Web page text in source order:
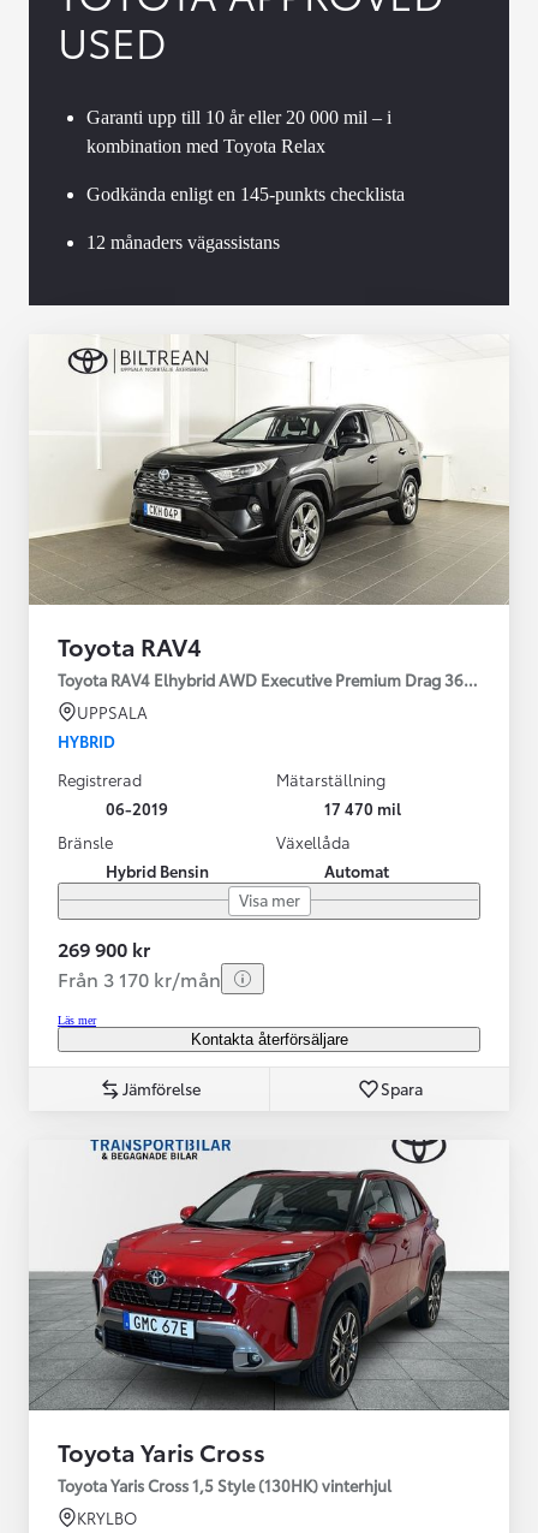
USED
Garanti upp till 10 år eller 20 000 mil – i
kombination med Toyota Relax
Godkända enligt en 145-punkts checklista
12 månaders vägassistans
Toyota RAV4
Toyota RAV4 Elhybrid AWD Executive Premium Drag 360-kamera
UPPSALA
HYBRID
Registrerad
06-2019
Mätarställning
17 470 mil
Bränsle
Hybrid Bensin
Växellåda
Automat
Visa mer
269 900 kr
Från 3 170 kr/mån
Läs mer
Kontakta återförsäljare
Jämförelse Spara
Toyota Yaris Cross
Toyota Yaris Cross 1,5 Style (130HK) vinterhjul
KRYLBO